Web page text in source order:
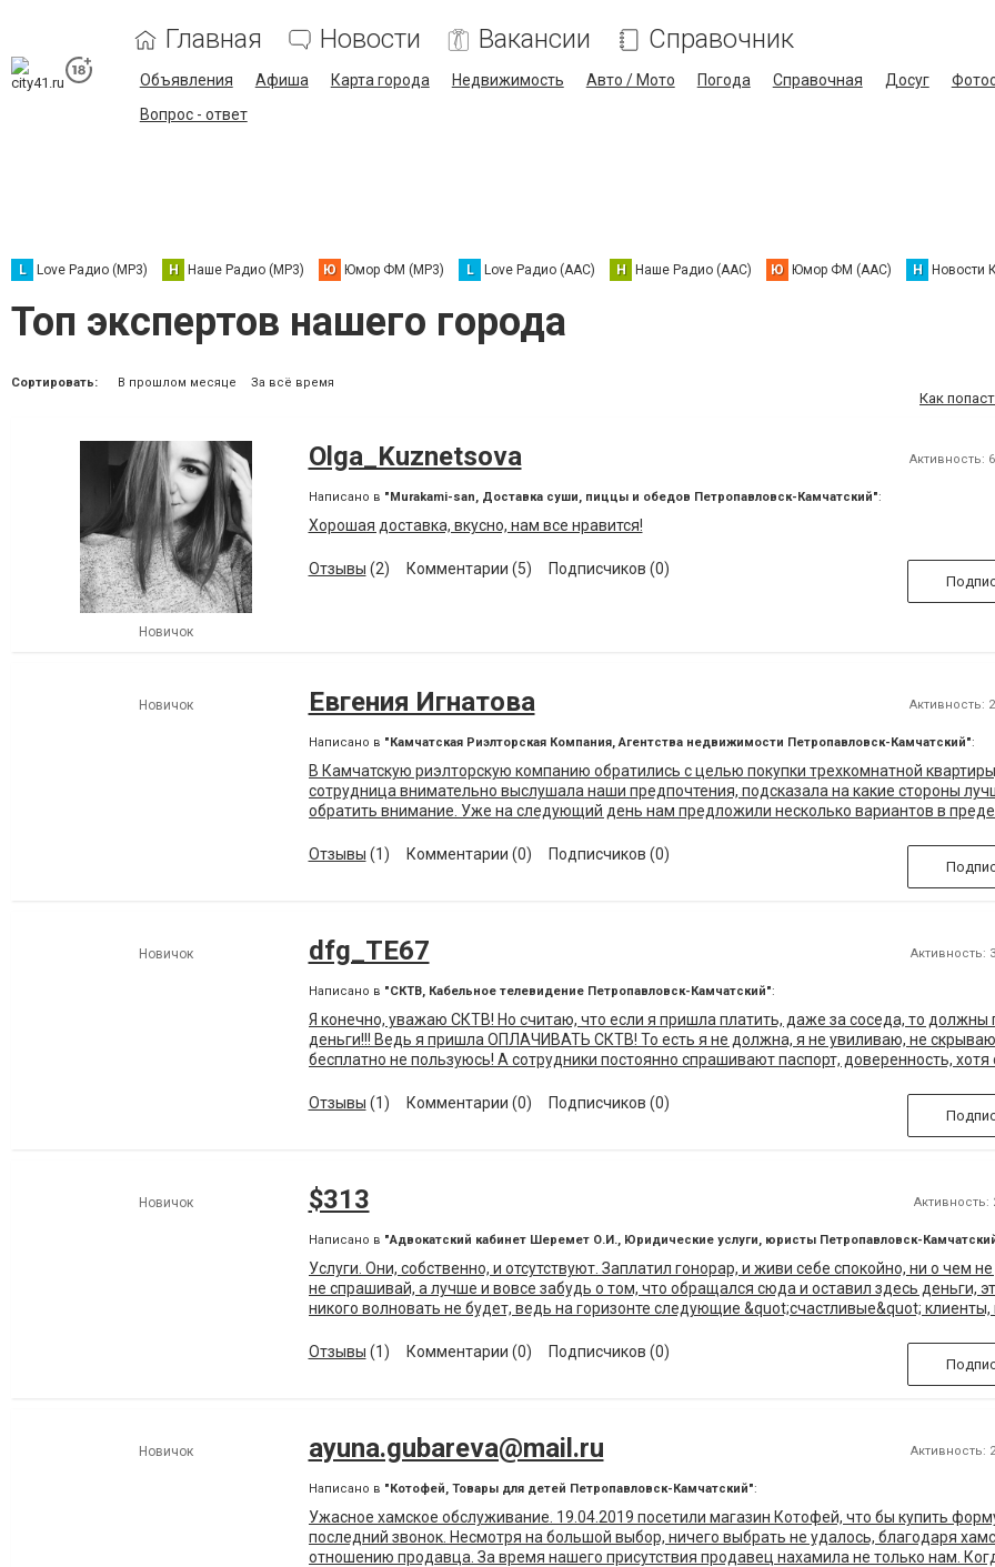
Главная Новости Вакансии Справочник
Объявления Афиша Карта города Недвижимость Авто / Мото Погода Справочная Досуг
Вопрос - ответ
L Love Радио (MP3) Н Наше Радио (MP3) Ю Юмор ФМ (MP3) L Love Радио (AAC) Н Наше Радио (AAC) Ю Юмор ФМ (AAC) Н Новости
Топ экспертов нашего города
Сортировать: В прошлом месяце За всё время
Как
Новичок
Olga_Kuznetsova Активность:
Написано в "Murakami-san, Доставка суши, пиццы и обедов Петропавловск-Камчатский":
Хорошая доставка, вкусно, нам все нравится!
Отзывы (2) Комментарии (5) Подписчиков (0)
Новичок Евгения Игнатова Активность:
Написано в "Камчатская Риэлторская Компания, Агентства недвижимости Петропавловск-Камчатский":
В Камчатскую риэлторскую компанию обратились с целью покупки трехкомнатной
сотрудница внимательно выслушала наши предпочтения, подсказала на какие стороны
обратить внимание. Уже на следующий день нам предложили несколько вариантов в
сэкономили время и нервы.
Отзывы (1) Комментарии (0) Подписчиков (0)
Новичок dfg_TE67 Активность:
Написано в "СКТВ, Кабельное телевидение Петропавловск-Камчатский":
Я конечно, уважаю СКТВ! Но считаю, что если я пришла платить, даже за соседа, то должны
деньги!!! Ведь я пришла ОПЛАЧИВАТЬ СКТВ! То есть я не должна, я не увиливаю, не
бесплатно не пользуюсь! А сотрудники постоянно спрашивают паспорт, доверенность, хотя
доверенность и паспорт??? Вобщем, я не заплатила за СКТВ дочери, которая 20 лет живет
я оплачиваю ее СКТВ, раньше без проблем, без нее составили договор на нее, без нее
дня основания СКТВ, а теперь набрали ненужных молодых сотрудников, которые
ВЕЖЛИВЫЕ СОТРУДНИКИ.
Отзывы (1) Комментарии (0) Подписчиков (0)
Новичок $313 Активность:
Написано в "Адвокатский кабинет Шеремет О.И., Юридические услуги, юристы Петропавловск-
Услуги. Они, собственно, и отсутствуют. Заплатил гонорар, и живи себе спокойно, ни о чем
не спрашивай, а лучше и вовсе забудь о том, что обращался сюда и оставил здесь деньги,
никого волновать не будет, ведь на горизонте следующие &quot;счастливые&quot; клиенты,
остальном качество на нуле. Кому могу порекомендовать? Разве что своим врагам.
Отзывы (1) Комментарии (0) Подписчиков (0)
Новичок ayuna.gubareva@mail.ru Активность:
Написано в "Котофей, Товары для детей Петропавловск-Камчатский":
Ужасное хамское обслуживание. 19.04.2019 посетили магазин Котофей, что бы купить
последний звонок. Несмотря на большой выбор, ничего выбрать не удалось, благодаря
отношению продавца. За время нашего присутствия продавец нахамила не только нам.